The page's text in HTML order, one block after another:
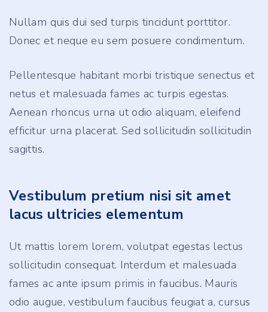
Nullam quis dui sed turpis tincidunt porttitor.
Donec et neque eu sem posuere condimentum.
Pellentesque habitant morbi tristique senectus et
netus et malesuada fames ac turpis egestas.
Aenean rhoncus urna ut odio aliquam, eleifend
efficitur urna placerat. Sed sollicitudin sollicitudin
sagittis.
Vestibulum pretium nisi sit amet
lacus ultricies elementum
Ut mattis lorem lorem, volutpat egestas lectus
sollicitudin consequat. Interdum et malesuada
fames ac ante ipsum primis in faucibus. Mauris
odio augue, vestibulum faucibus feugiat a, cursus